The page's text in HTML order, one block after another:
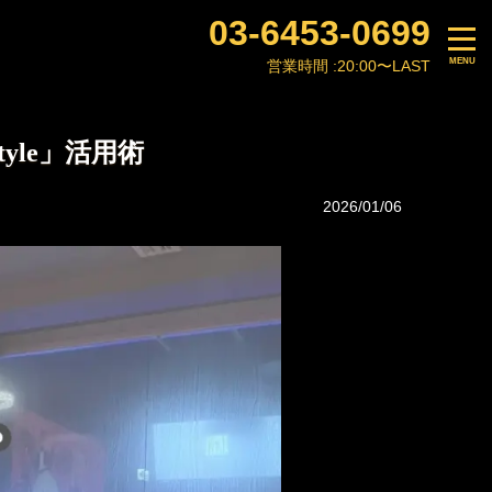
03-6453-0699
営業時間 :20:00〜LAST
」活用術
2026/01/06